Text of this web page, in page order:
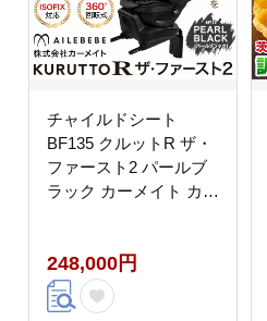
チャイルドシート
BF135 クルットR ザ・
ファースト2 パールブ
ラック カーメイト カー
供 新生児 子育て
ISOFIX 回転式 メッシ
ュ 丸洗い クッション
248,000円